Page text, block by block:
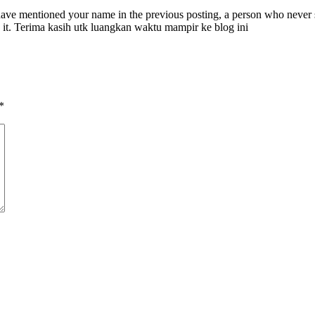
mentioned your name in the previous posting, a person who
Terima kasih utk luangkan waktu mampir ke blog ini